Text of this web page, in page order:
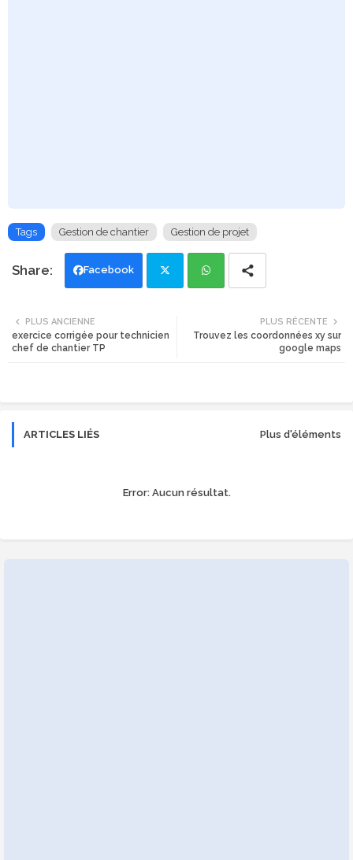
Tags Gestion de chantier Gestion de projet
Facebook
tte ats
PLUS RÉCENTE
Trouvez les coordonnées xy sur
google maps
PLUS ANCIENNE
exercice corrigée pour technicien
chef de chantier TP
ARTICLES LIÉS Plus d'éléments
Error:Aucun résultat.